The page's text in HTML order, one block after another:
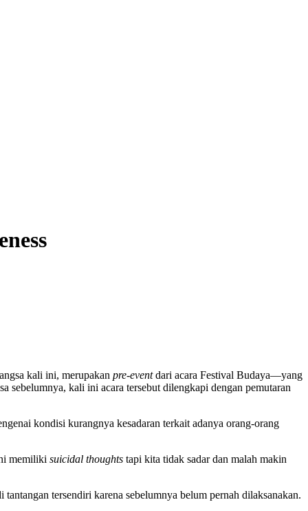
kali ini, merupakan pre-eventdari acara Festival Budaya—yang
sebelumnya, kali ini acara tersebut dilengkapi dengan pemutaran
kondisi kurangnya kesadaran terkait adanya orang-orang
memiliki suicidal thoughts tapi kita tidak sadar dan malah makin
tersendiri karena sebelumnya belum pernah dilaksanakan.